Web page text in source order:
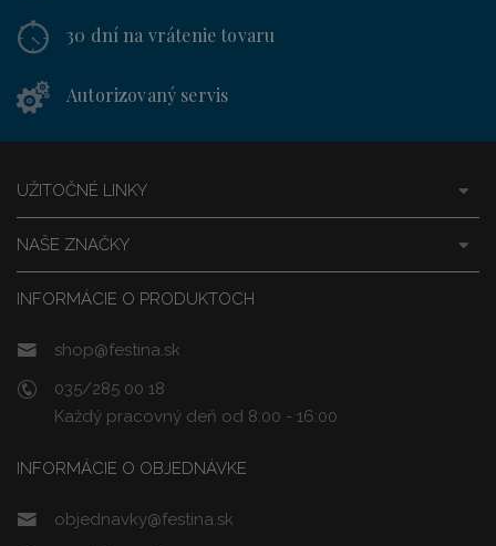
30 dní na vrátenie tovaru
Autorizovaný servis
INFORMÁCIE O PRODUKTOCH
shop@festina.sk
035/285 00 18
Každý pracovný deň od 8:00 - 16:00
INFORMÁCIE O OBJEDNÁVKE
objednavky@festina.sk
NAŠE ZNAČKY
UŽITOČNÉ LINKY